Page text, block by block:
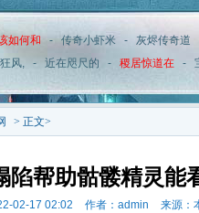
如何和 - 传奇小虾米 - 灰烬传奇道
风, - 近在咫尺的 - 稷居惊道在 -
> 正文>
陷帮助骷髅精灵能
02-17 02:02 作者：admin 来源：